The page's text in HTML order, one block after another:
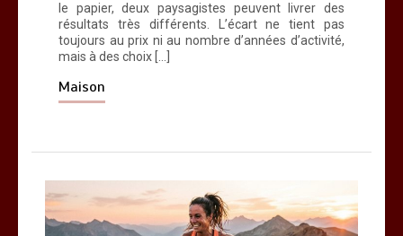
le papier, deux paysagistes peuvent livrer des
résultats très différents. L’écart ne tient pas
toujours au prix ni au nombre d’années d’activité,
mais à des choix […]
Maison